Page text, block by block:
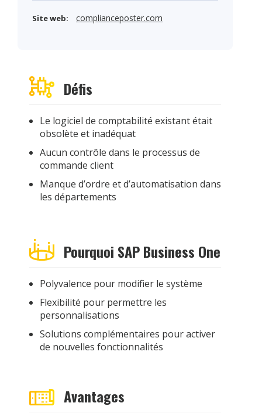
Défis
Le logiciel de comptabilité existant était
obsolète et inadéquat
Aucun contrôle dans le processus de
commande client
Manque d’ordre et d’automatisation dans
les départements
Pourquoi SAP Business One
Polyvalence pour modifier le système
Flexibilité pour permettre les
personnalisations
Solutions complémentaires pour activer
de nouvelles fonctionnalités
Avantages
Site web: complianceposter.com